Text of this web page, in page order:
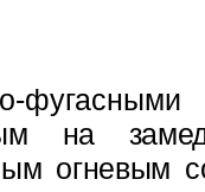
на
огневым